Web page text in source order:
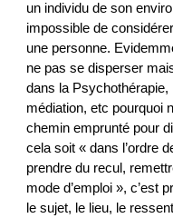
un individu de son
impossible de
une personne.
ne pas se disperser
dans la Psychothérapie,
médiation, etc pourquoi
chemin emprunté pour
cela soit « dans l’ordre
prendre du recul,
mode d’emploi », c’est
le sujet, le lieu, le